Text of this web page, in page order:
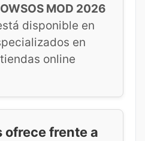
MOD 2026
disponible en
en
online
ofrece frente a